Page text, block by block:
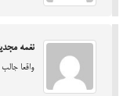
نغمه
واقعا